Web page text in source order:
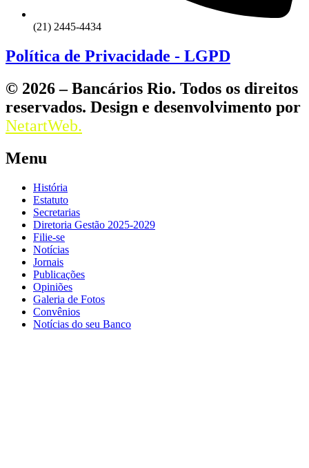
(21) 2445-4434
Política de Privacidade - LGPD
© 2026 – Bancários Rio. Todos os direitos
reservados. Design e desenvolvimento por
NetartWeb.
Menu
História
Estatuto
Secretarias
Diretoria Gestão 2025-2029
Filie-se
Notícias
Jornais
Publicações
Opiniões
Galeria de Fotos
Convênios
Notícias do seu Banco